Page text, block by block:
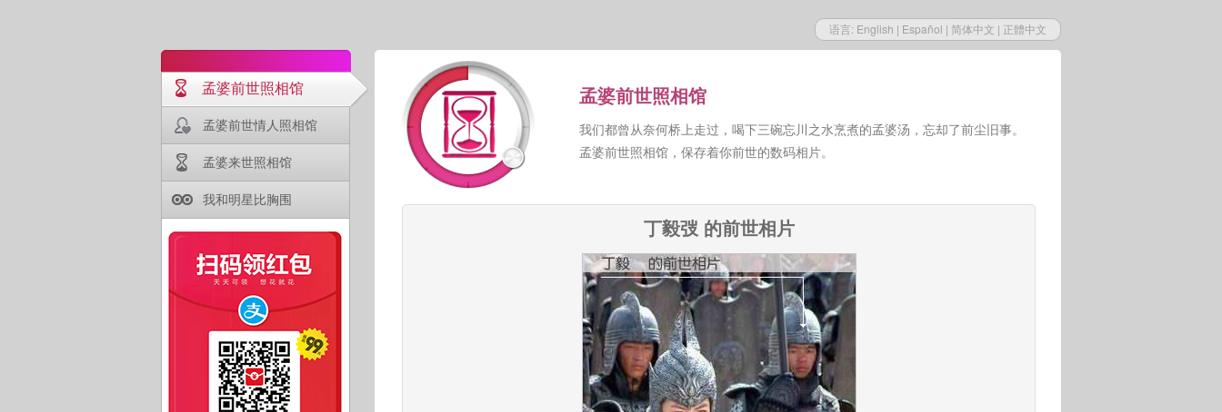
语言: English | Español | 简体中文 | 正體中文
孟婆前世照相馆
孟婆前世情人照相馆
孟婆来世照相馆
我和明星比胸围
孟婆前世照相馆
我们都曾从奈何桥上走过，喝下三碗忘川之水烹煮的孟婆汤，忘却了前尘旧事。
孟婆前世照相馆，保存着你前世的数码相片。
丁毅弢 的前世相片